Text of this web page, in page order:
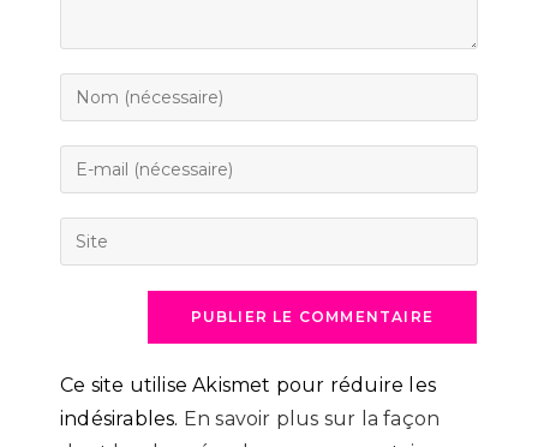
Enter
your
name
to
comment
Enter
your
email
address
Saisir
l’URL
(facultatif)
Ce site utilise Akismet pour réduire les
indésirables. En savoir plus sur la façon